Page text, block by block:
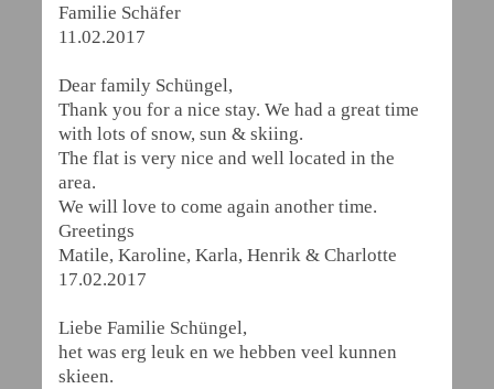
Familie Schäfer
11.02.2017
Dear family Schüngel,
Thank you for a nice stay. We had a great time
with lots of snow, sun & skiing.
The flat is very nice and well located in the
area.
We will love to come again another time.
Greetings
Matile, Karoline, Karla, Henrik & Charlotte
17.02.2017
Liebe Familie Schüngel,
het was erg leuk en we hebben veel kunnen
skieen.